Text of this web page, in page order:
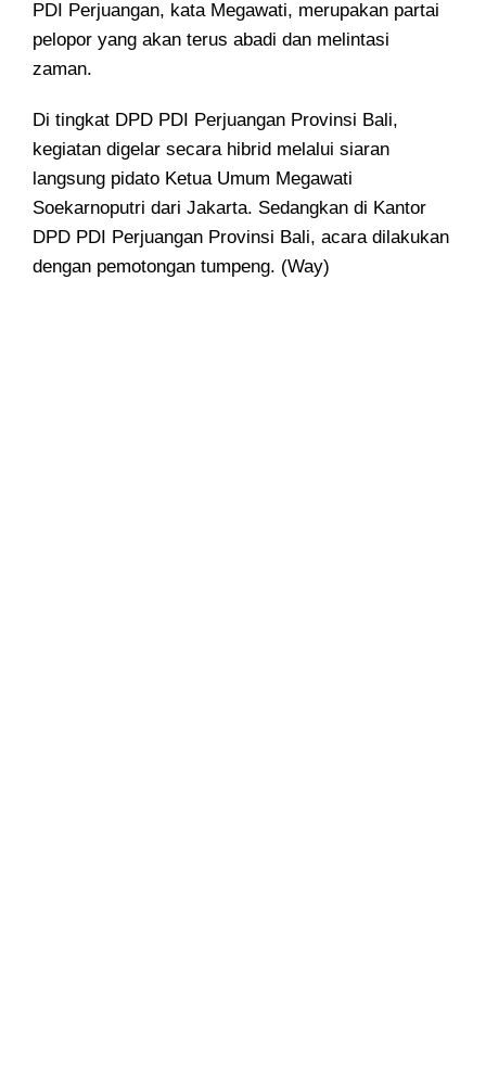
PDI Perjuangan, kata Megawati, merupakan partai
pelopor yang akan terus abadi dan melintasi
zaman.
Di tingkat DPD PDI Perjuangan Provinsi Bali,
kegiatan digelar secara hibrid melalui siaran
langsung pidato Ketua Umum Megawati
Soekarnoputri dari Jakarta. Sedangkan di Kantor
DPD PDI Perjuangan Provinsi Bali, acara dilakukan
dengan pemotongan tumpeng. (Way)